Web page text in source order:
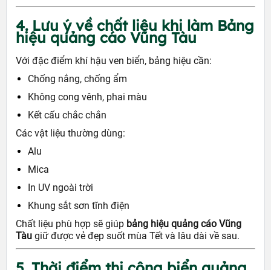
4. Lưu ý về chất liệu khi làm Bảng
hiệu quảng cáo Vũng Tàu
Với đặc điểm khí hậu ven biển, bảng hiệu cần:
Chống nắng, chống ẩm
Không cong vênh, phai màu
Kết cấu chắc chắn
Các vật liệu thường dùng:
Alu
Mica
In UV ngoài trời
Khung sắt sơn tĩnh điện
Chất liệu phù hợp sẽ giúp bảng hiệu quảng cáo Vũng
Tàu giữ được vẻ đẹp suốt mùa Tết và lâu dài về sau.